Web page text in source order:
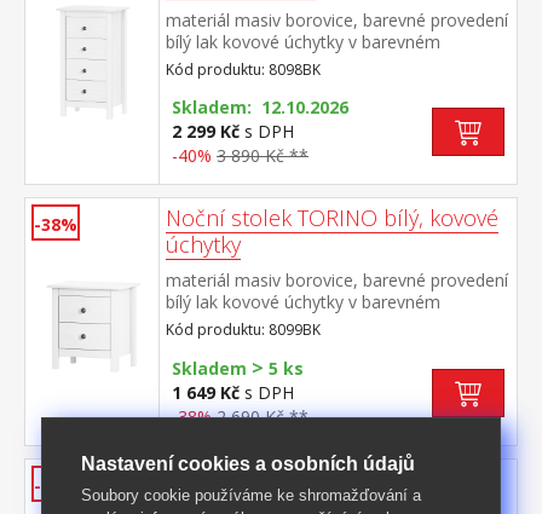
materiál masiv borovice, barevné provedení
bílý lak kovové úchytky v barevném
provedení černěná mosaz 4 zásuvky s
kovovými pojezdy
Kód produktu: 8098BK
Skladem: 12.10.2026
2 299 Kč s DPH
-40% 3 890 Kč **
-38%
Noční stolek TORINO bílý, kovové
úchytky
materiál masiv borovice, barevné provedení
bílý lak kovové úchytky v barevném
provedení černěná mosaz 2 zásuvky s
kovovými pojezdy
Kód produktu: 8099BK
Skladem > 5 ks
1 649 Kč s DPH
-38% 2 690 Kč **
-45%
Noční stolek TORINO bílý, kovové
úchytky
Nastavení cookies a osobních údajů
Soubory cookie používáme ke shromažďování a